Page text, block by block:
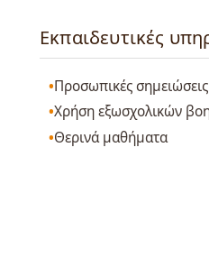
Εκπαιδευτικές
Προσωπικές σημειώσεις
Χρήση εξωσχολικών
Θερινά μαθήματα